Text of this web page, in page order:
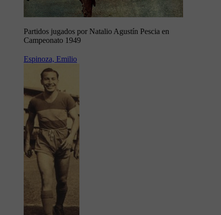
Partidos jugados por Natalio Agustín Pescia en
Campeonato 1949
Espinoza, Emilio